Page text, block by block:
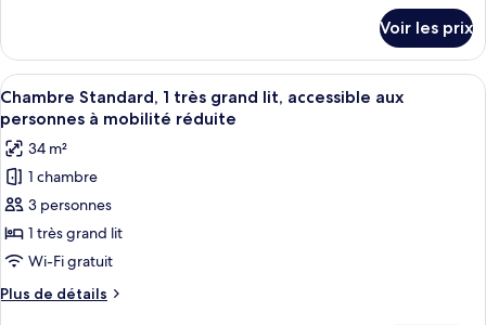
of
the
House)
le
type
de
chambre
Chambre
Premium
(Run
of
the
House)
Voir les prix
Afficher
toutes
les
photos
pour
ce
type
de
chambre :
Chambre
Une chambre d’hôtel avec un
6
Chambre Standard, 1 très grand lit, accessible aux
personnes à mobilité réduite
34 m²
1 chambre
3 personnes
1 très grand lit
Wi-Fi gratuit
Plus de détails
Plus